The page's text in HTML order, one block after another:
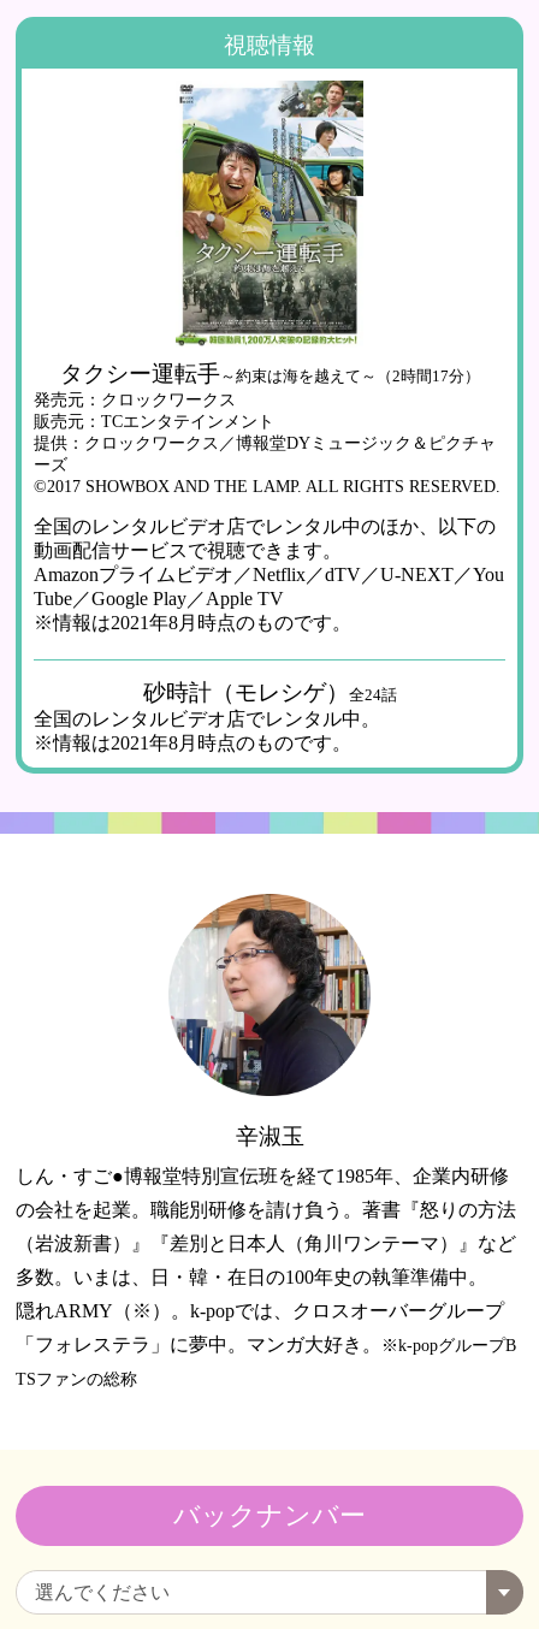
視聴情報
タクシー運転手～約束は海を越えて～（2時間17分）
発売元：クロックワークス
販売元：TCエンタテインメント
提供：クロックワークス／博報堂DYミュージック＆ピクチャ
ーズ
©2017 SHOWBOX AND THE LAMP. ALL RIGHTS RESERVED.
全国のレンタルビデオ店でレンタル中のほか、以下の
動画配信サービスで視聴できます。
Amazonプライムビデオ／Netflix／dTV／U-NEXT／You
Tube／Google Play／Apple TV
※情報は2021年8月時点のものです。
砂時計（モレシゲ） 全24話
全国のレンタルビデオ店でレンタル中。
※情報は2021年8月時点のものです。
辛淑玉
しん・すご●博報堂特別宣伝班を経て1985年、企業内研修
の会社を起業。職能別研修を請け負う。著書『怒りの方法
（岩波新書）』『差別と日本人（角川ワンテーマ）』など
多数。いまは、日・韓・在日の100年史の執筆準備中。
隠れARMY（※）。k-popでは、クロスオーバーグループ
「フォレステラ」に夢中。マンガ大好き。
※k-popグループB
TSファンの総称
バックナンバー